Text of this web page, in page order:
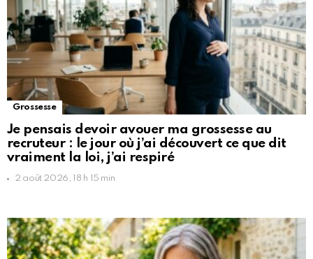
Grossesse
Je pensais devoir avouer ma grossesse au
recruteur : le jour où j’ai découvert ce que dit
vraiment la loi, j’ai respiré
2 août 2026, 18 h 15 min